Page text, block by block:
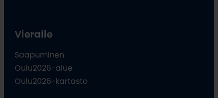
Vieraile
Saapuminen
Oulu2026-alue
Oulu2026-kartasto